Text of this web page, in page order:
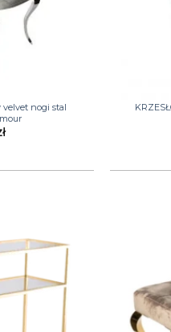
velvet nogi stal